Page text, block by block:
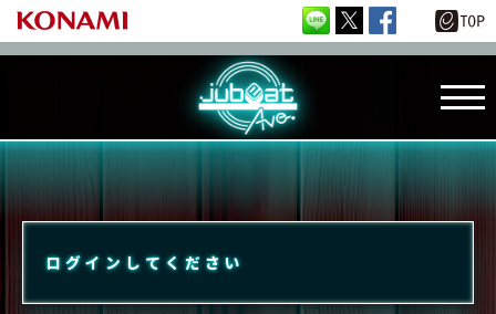
ログインしてください